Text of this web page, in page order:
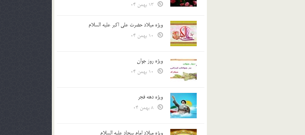
ویژه میلاد حضرت علی اکبر علیه السلام
ویژه روز جوان
ویژه دهه فجر
ویژه میلاد امام سجاد علیه السلام